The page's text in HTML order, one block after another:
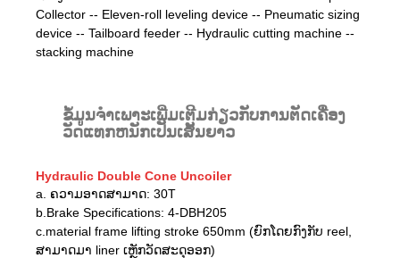
Collector -- Eleven-roll leveling device -- Pneumatic sizing
device -- Tailboard feeder -- Hydraulic cutting machine --
stacking machine
ຂໍ້ມູນຈໍາເພາະເພີ່ມເຕີມກ່ຽວກັບການຕັດເຄື່ອງ
ວັດແທກຫນັກເປັນເສັ້ນຍາວ
Hydraulic Double Cone Uncoiler
a. ຄວາມອາດສາມາດ: 30T
b.Brake Specifications: 4-DBH205
c.material frame lifting stroke 650mm (ຍົກໂດຍກົງກັບ reel,
ສາມາດມາ liner ເຫຼັກວັດສະດຸອອກ)